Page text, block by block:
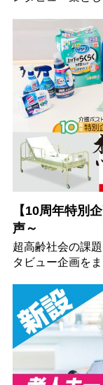
【10周年特別
声～
超高齢社会の課
タビュー企画を